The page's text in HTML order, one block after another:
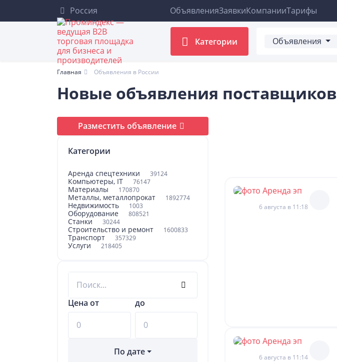
Россия ОбъявленияЗаявкиКомпанииТарифы
Категории Объявления
Главная Объявления в России
Новые объявления поставщиков
Разместить объявление
Категории
Аренда спецтехники 39124
Компьютеры, IT 76147
Материалы 170870
Металлы, металлопрокат 1892774
Недвижимость 1003
Оборудование 808521
Станки 30244
Строительство и ремонт 1600833
Транспорт 357329
Услуги 218405
Цена от до
По дате
6 августа в 11:18
6 августа в 11:14